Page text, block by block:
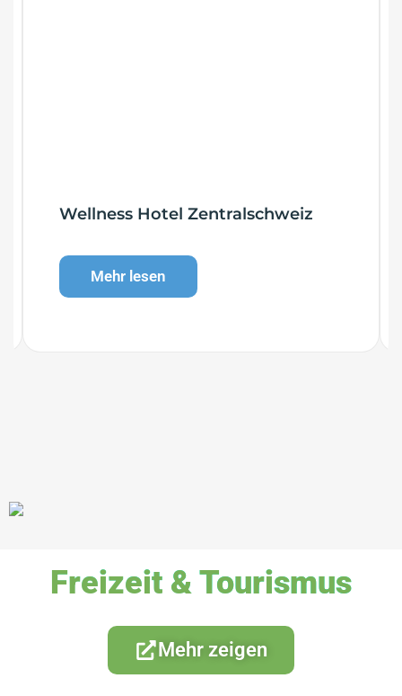
Wellness Hotel Zentralschweiz
Mehr lesen
Freizeit & Tourismus
Mehr zeigen